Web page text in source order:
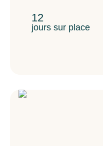
12
jours sur place